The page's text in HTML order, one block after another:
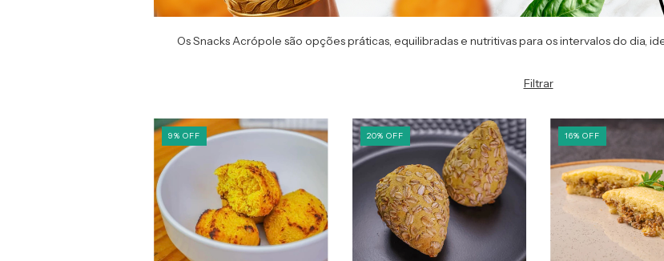
Os Snacks Acrópole são opções práticas, equilibradas e nutritivas para os intervalos do dia,
Filtrar
9% OFF 20% OFF 16% OFF